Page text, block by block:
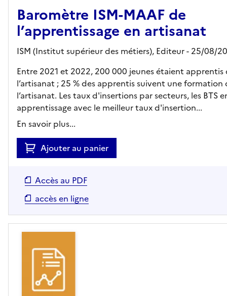
Baromètre ISM-MAAF de
l’apprentissage en artisanat
ISM (Institut supérieur des métiers), Editeur- 25/08/
Entre 2021 et 2022, 200 000 jeunes étaient apprentis
l’artisanat ; 25 % des apprentis suivent une formation
l’artisanat. Les taux d'insertions par secteurs, les BTS
apprentissage avec le meilleur taux d'insertion...
En savoir plus...
Ajouter au panier
Accès au PDF
accès en ligne